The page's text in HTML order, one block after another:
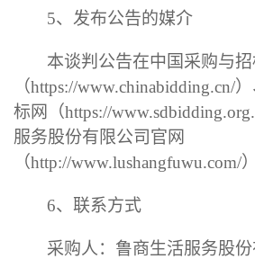
5、发布公告的媒介
本谈判公告在中国采购与招
（https://www.chinabidding.cn/
标网（https://
服务股份有限公司官网
（http://www.lushangfuwu.com/
6、 联系方式
采购人：鲁商生活服务股